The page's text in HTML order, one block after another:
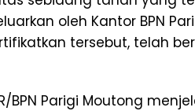
oleh Kantor BPN
tersebut, telah
BPN Parigi Moutong